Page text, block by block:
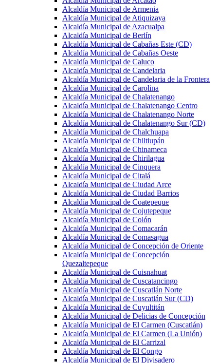
Alcaldía Municipal de Armenia
Alcaldía Municipal de Atiquizaya
Alcaldía Municipal de Azacualpa
Alcaldía Municipal de Berlín
Alcaldía Municipal de Cabañas Este (CD)
Alcaldía Municipal de Cabañas Oeste
Alcaldía Municipal de Caluco
Alcaldía Municipal de Candelaria
Alcaldía Municipal de Candelaria de la Frontera
Alcaldía Municipal de Carolina
Alcaldía Municipal de Chalatenango
Alcaldía Municipal de Chalatenango Centro
Alcaldía Municipal de Chalatenango Norte
Alcaldía Municipal de Chalatenango Sur (CD)
Alcaldía Municipal de Chalchuapa
Alcaldía Municipal de Chiltiupán
Alcaldía Municipal de Chinameca
Alcaldía Municipal de Chirilagua
Alcaldía Municipal de Cinquera
Alcaldía Municipal de Citalá
Alcaldía Municipal de Ciudad Arce
Alcaldía Municipal de Ciudad Barrios
Alcaldía Municipal de Coatepeque
Alcaldía Municipal de Cojutepeque
Alcaldía Municipal de Colón
Alcaldía Municipal de Comacarán
Alcaldía Municipal de Comasagua
Alcaldía Municipal de Concepción de Oriente
Alcaldía Municipal de Concepción
Quezaltepeque
Alcaldía Municipal de Cuisnahuat
Alcaldía Municipal de Cuscatancingo
Alcaldía Municipal de Cuscatlán Norte
Alcaldía Municipal de Cuscatlán Sur (CD)
Alcaldía Municipal de Cuyultitán
Alcaldía Municipal de Delicias de Concepción
Alcaldía Municipal de El Carmen (Cuscatlán)
Alcaldía Municipal de El Carmen (La Unión)
Alcaldía Municipal de El Carrizal
Alcaldía Municipal de El Congo
Alcaldía Municipal de El Divisadero